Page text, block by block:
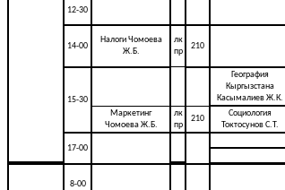
12-30
14-00
Налоги Чомоева
Ж.Б.
лк
пр
210
15-30
География
Кыргызстана
Касымалиев Ж.К.
Маркетинг
Чомоева Ж.Б.
лк
пр
210
Социология
Токтосунов С.Т.
17-00
8-00